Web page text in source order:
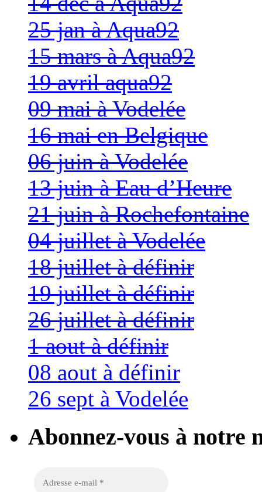
25 jan à Aqua92
15 mars à Aqua92
19 avril aqua92
09 mai à Vodelée
16 mai en Belgique
06 juin à Vodelée
13 juin à Eau d’Heure
21 juin à Rochefontaine
04 juillet à Vodelée
18 juillet à définir
19 juillet à définir
26 juillet à définir
1 aout à définir
08 aout à définir
26 sept à Vodelée
Abonnez-vous à notre